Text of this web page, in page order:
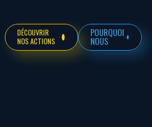
DÉCOUVRIR
NOS ACTIONS
POURQUOI
NOUS